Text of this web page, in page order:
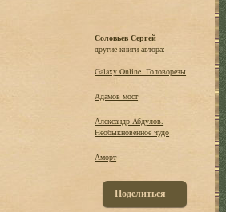
Соловьев Сергей
другие книги автора:
Galaxy Online. Головорезы
Адамов мост
Александр Абдулов.
Необыкновенное чудо
Аморт
Поделиться